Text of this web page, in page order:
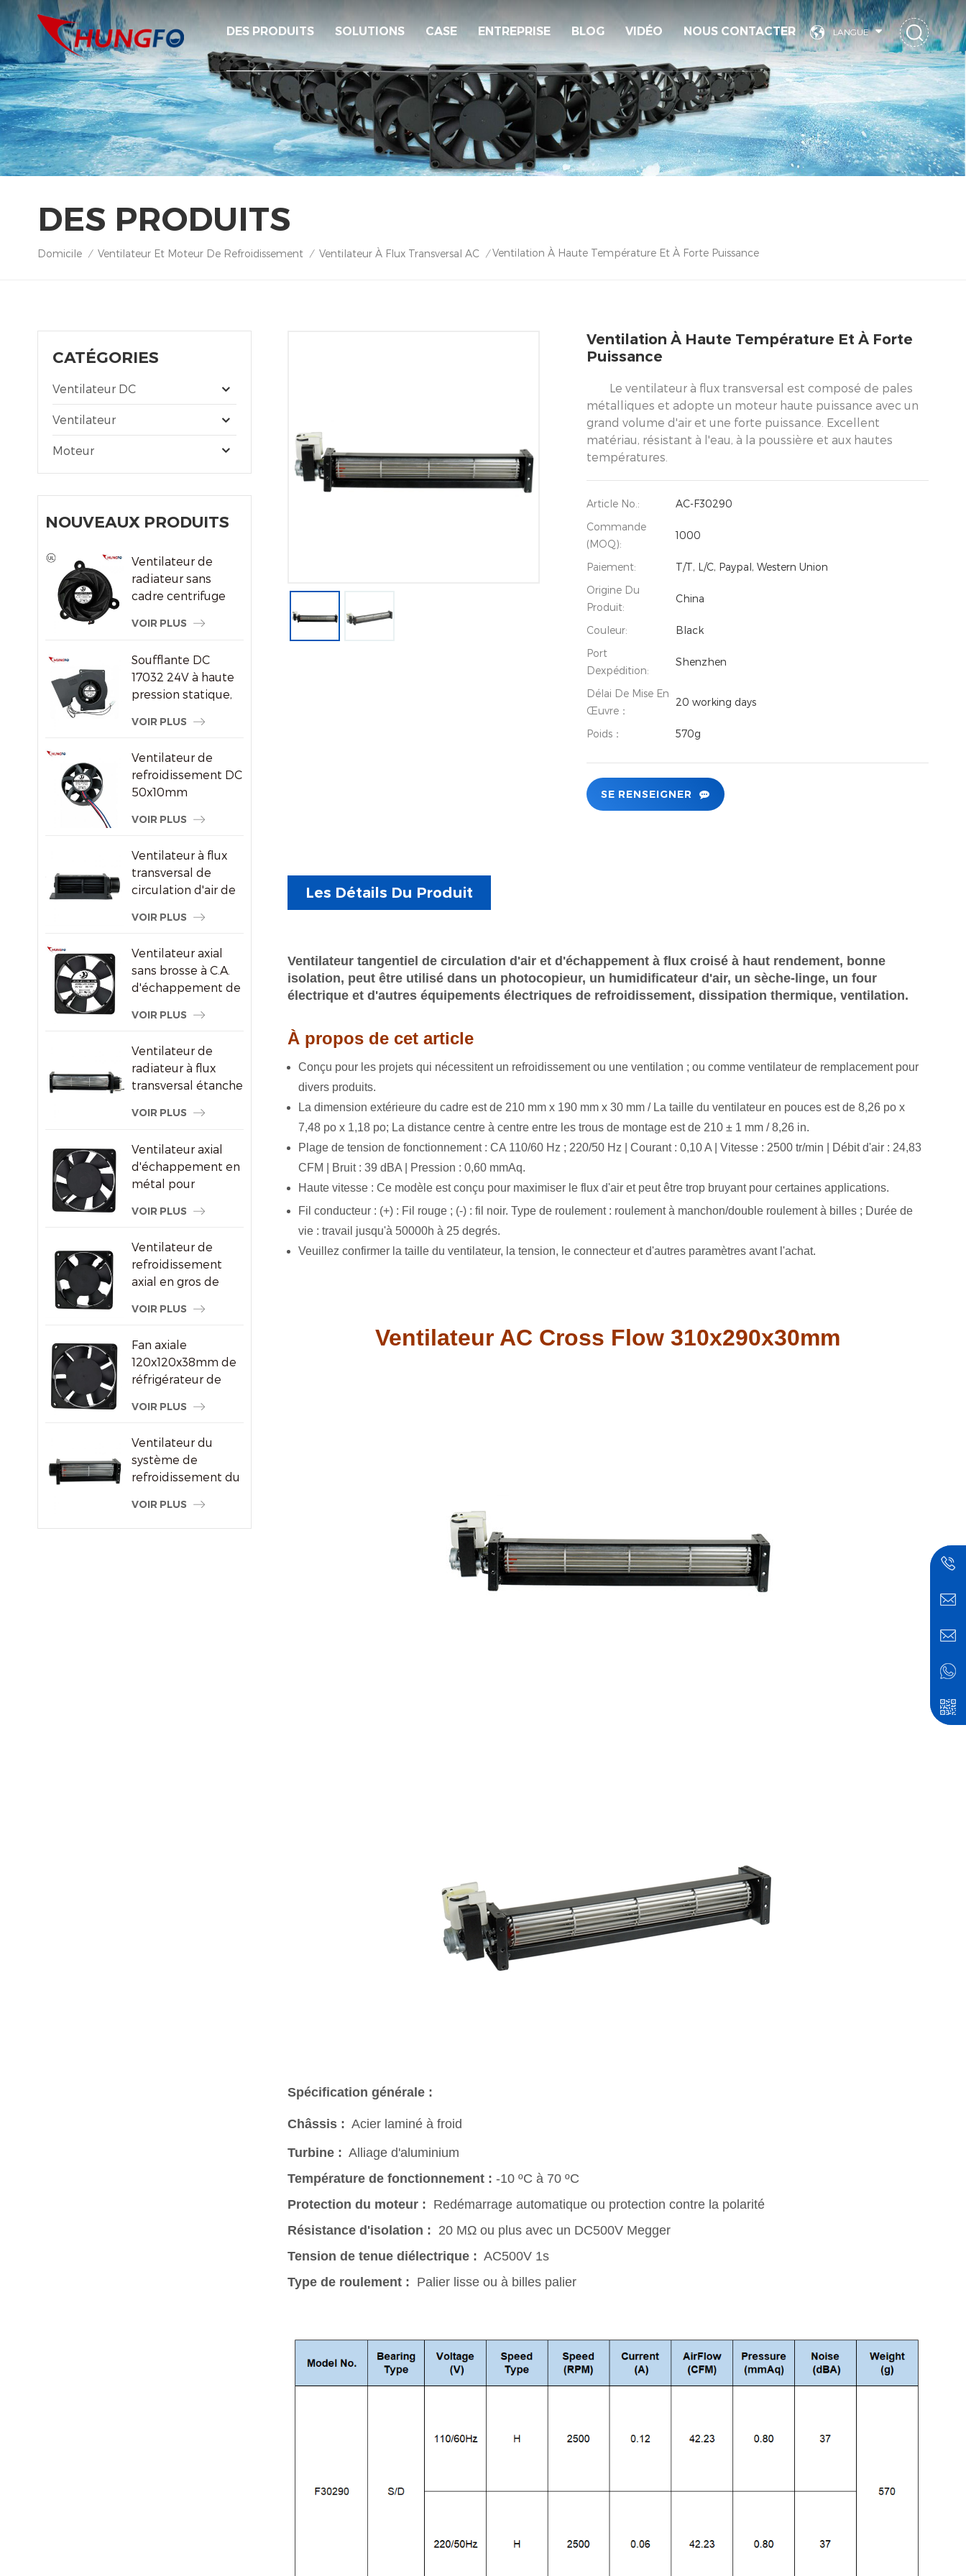
LANGUE
DES PRODUITS SOLUTIONS CASE ENTREPRISE BLOG VIDÉO NOUS CONTACTER
DES PRODUITS
Domicile / Ventilateur Et Moteur De Refroidissement / Ventilateur À Flux Transversal AC / Ventilation À Haute Température Et À Forte Puissance
CATÉGORIES
Ventilateur DC
Ventilateur
Moteur
NOUVEAUX PRODUITS
Ventilateur de
radiateur sans
cadre centrifuge
refroidissement
VOIR PLUS
Soufflante DC
17032 24V à haute
pression statique,
refroidissement
VOIR PLUS
Ventilateur de
refroidissement DC
50x10mm
vitesse sans balais
appareils
électroniques
VOIR PLUS
Ventilateur à flux
transversal de
circulation d'air de
économiseur
plastique
VOIR PLUS
Ventilateur axial
sans brosse à C.A.
d'échappement de
congélateur de
VOIR PLUS
Ventilateur de
radiateur à flux
transversal étanche
publicitaires
VOIR PLUS
Ventilateur axial
d'échappement en
métal pour
l'armoire à vin
VOIR PLUS
Ventilateur de
refroidissement
axial en gros de
courant alternatif
de machine à
souder
VOIR PLUS
Fan axiale
120x120x38mm de
réfrigérateur de
de haute
VOIR PLUS
Ventilateur du
système de
refroidissement du
transversal du
moteur électrique
VOIR PLUS
Ventilation À Haute Température Et À Forte
Puissance
Le ventilateur à flux transversal est composé de pales
métalliques et adopte un moteur haute puissance avec un
grand volume d'air et une forte puissance. Excellent
matériau, résistant à l'eau, à la poussière et aux hautes
températures.
Article No.:
AC-F30290
Commande
(MOQ):
1000
Paiement:
T/T, L/C, Paypal, Western Union
Origine Du
Produit:
China
Couleur:
Black
Port
Dexpédition:
Shenzhen
Délai De Mise En
Œuvre：
20 working days
Poids： 570g
SE RENSEIGNER
Les Détails Du Produit
Ventilateur tangentiel de circulation d'air et d'échappement à flux croisé à haut rendement, bonne
isolation, peut être utilisé dans un photocopieur, un humidificateur d'air, un sèche-linge, un four
électrique et d'autres équipements électriques de refroidissement, dissipation thermique, ventilation.
À propos de cet article
Conçu pour les projets qui nécessitent un refroidissement ou une ventilation ; ou comme ventilateur de remplacement pour
divers produits.
La dimension extérieure du cadre est de 210 mm x 190 mm x 30 mm / La taille du ventilateur en pouces est de 8,26 po x
7,48 po x 1,18 po; La distance centre à centre entre les trous de montage est de 210 ± 1 mm / 8,26 in.
Plage de tension de fonctionnement : CA 110/60 Hz ; 220/50 Hz | Courant : 0,10 A | Vitesse : 2500 tr/min | Débit d'air : 24,83
CFM | Bruit : 39 dBA | Pression : 0,60 mmAq.
Haute vitesse : Ce modèle est conçu pour maximiser le flux d'air et peut être trop bruyant pour certaines applications.
Fil conducteur : (+) : Fil rouge ; (-) : fil noir. Type de roulement : roulement à manchon/double roulement à billes ; Durée de
vie : travail jusqu'à 50000h à 25 degrés.
Veuillez confirmer la taille du ventilateur, la tension, le connecteur et d'autres paramètres avant l'achat.
Ventilateur AC Cross Flow 310x290x30mm
Spécification générale :
Châssis : Acier laminé à froid
Turbine : Alliage d'aluminium
Température de fonctionnement : -10 ºC à 70 ºC
Protection du moteur : Redémarrage automatique ou protection contre la polarité
Résistance d'isolation : 20 MΩ ou plus avec un DC500V Megger
Tension de tenue diélectrique : AC500V 1s
Type de roulement : Palier lisse ou à billes palier